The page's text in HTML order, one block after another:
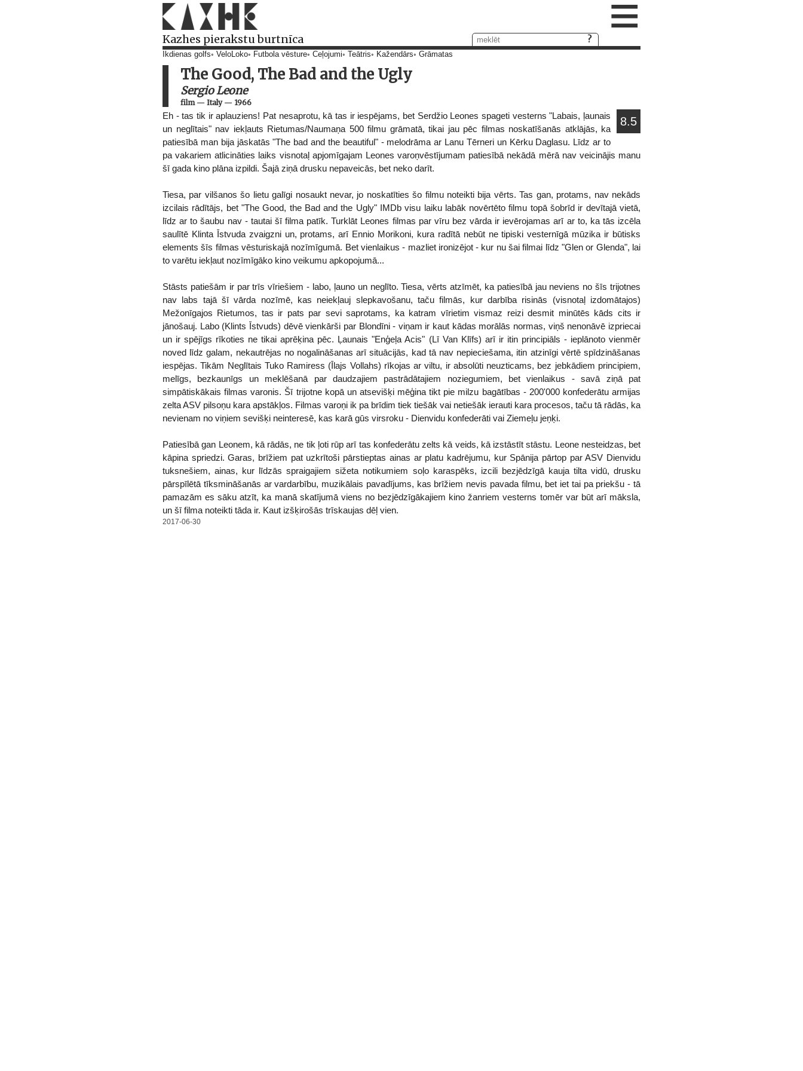
Kazhes pierakstu burtnīca ≡
Ikdienas golfs VeloLoko Futbola vēsture Ceļojumi Teātris Kažendārs Grāmatas
The Good, The Bad and the Ugly
Sergio Leone
film— Italy— 1966
8.5
Eh - tas tik ir aplauziens! Pat nesaprotu, kā tas ir iespējams, bet Serdžio Leones spageti vesterns "Labais, ļaunais
un neglītais" nav iekļauts Rietumas/Naumaņa 500 filmu grāmatā, tikai jau pēc filmas noskatīšanās atklājās, ka
patiesībā man bija jāskatās "The bad and the beautiful" - melodrāma ar Lanu Tērneri un Kērku Daglasu. Līdz ar to
pa vakariem atlicināties laiks visnotaļ apjomīgajam Leones varoņvēstījumam patiesībā nekādā mērā nav veicinājis manu
šī gada kino plāna izpildi. Šajā ziņā drusku nepaveicās, bet neko darīt.
Tiesa, par vilšanos šo lietu galīgi nosaukt nevar, jo noskatīties šo filmu noteikti bija vērts. Tas gan, protams, nav nekāds
izcilais rādītājs, bet "The Good, the Bad and the Ugly" IMDb visu laiku labāk novērtēto filmu topā šobrīd ir devītajā vietā,
līdz ar to šaubu nav - tautai šī filma patīk. Turklāt Leones filmas par vīru bez vārda ir ievērojamas arī ar to, ka tās izcēla
saulītē Klinta Īstvuda zvaigzni un, protams, arī Ennio Morikoni, kura radītā nebūt ne tipiski vesternīgā mūzika ir būtisks
elements šīs filmas vēsturiskajā nozīmīgumā. Bet vienlaikus - mazliet ironizējot - kur nu šai filmai līdz "Glen or Glenda", lai
to varētu iekļaut nozīmīgāko kino veikumu apkopojumā...
Stāsts patiešām ir par trīs vīriešiem - labo, ļauno un neglīto. Tiesa, vērts atzīmēt, ka patiesībā jau neviens no šīs trijotnes
nav labs tajā šī vārda nozīmē, kas neiekļauj slepkavošanu, taču filmās, kur darbība risinās (visnotaļ izdomātajos)
Mežonīgajos Rietumos, tas ir pats par sevi saprotams, ka katram vīrietim vismaz reizi desmit minūtēs kāds cits ir
jānošauj. Labo (Klints Īstvuds) dēvē vienkārši par Blondīni - viņam ir kaut kādas morālās normas, viņš nenonāvē izpriecai
un ir spējīgs rīkoties ne tikai aprēķina pēc. Ļaunais "Enģeļa Acis" (Lī Van Klīfs) arī ir itin principiāls - ieplānoto vienmēr
noved līdz galam, nekautrējas no nogalināšanas arī situācijās, kad tā nav nepieciešama, itin atzinīgi vērtē spīdzināšanas
iespējas. Tikām Neglītais Tuko Ramiress (Īlajs Vollahs) rīkojas ar viltu, ir absolūti neuzticams, bez jebkādiem principiem,
melīgs, bezkaunīgs un meklēšanā par daudzajiem pastrādātajiem noziegumiem, bet vienlaikus - savā ziņā pat
simpātiskākais filmas varonis. Šī trijotne kopā un atsevišķi mēģina tikt pie milzu bagātības - 200'000 konfederātu armijas
zelta ASV pilsoņu kara apstākļos. Filmas varoņi ik pa brīdim tiek tiešāk vai netiešāk ierauti kara procesos, taču tā rādās, ka
nevienam no viņiem sevišķi neinteresē, kas karā gūs virsroku - Dienvidu konfederāti vai Ziemeļu jeņķi.
Patiesībā gan Leonem, kā rādās, ne tik ļoti rūp arī tas konfederātu zelts kā veids, kā izstāstīt stāstu. Leone nesteidzas, bet
kāpina spriedzi. Garas, brīžiem pat uzkrītoši pārstieptas ainas ar platu kadrējumu, kur Spānija pārtop par ASV Dienvidu
tuksnešiem, ainas, kur līdzās spraigajiem sižeta notikumiem soļo karaspēks, izcili bezjēdzīgā kauja tilta vidū, drusku
pārspīlētā tīksmināšanās ar vardarbību, muzikālais pavadījums, kas brīžiem nevis pavada filmu, bet iet tai pa priekšu - tā
pamazām es sāku atzīt, ka manā skatījumā viens no bezjēdzīgākajiem kino žanriem vesterns tomēr var būt arī māksla,
un šī filma noteikti tāda ir. Kaut izšķirošās trīskaujas dēļ vien.
2017-06-30